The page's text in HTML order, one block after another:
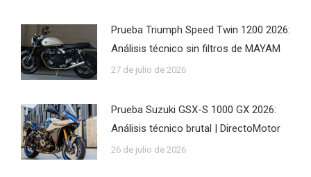
Prueba Triumph Speed Twin 1200 2026:
Análisis técnico sin filtros de MAYAM
27 de julio de 2026
Prueba Suzuki GSX-S 1000 GX 2026:
Análisis técnico brutal | DirectoMotor
26 de julio de 2026